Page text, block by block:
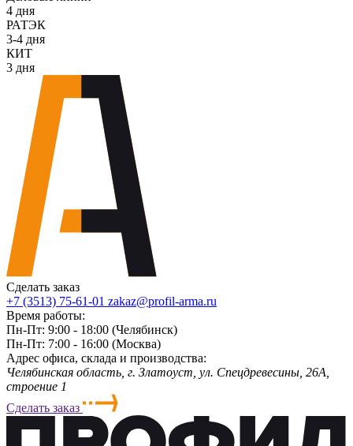
4 дня
РАТЭК
3-4 дня
КИТ
3 дня
Сделать заказ
+7 (3513) 75-61-01 zakaz@profil-arma.ru
Время работы:
Пн-Пт: 9:00 - 18:00 (Челябинск)
Пн-Пт: 7:00 - 16:00 (Москва)
Адрес офиса, склада и производства:
Челябинская область, г. Злaтoycт, ул. Спецдревесины, 26А,
строение 1
Сделать заказ